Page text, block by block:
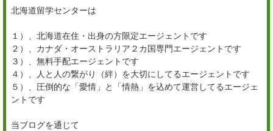
北海道留学センターは
１）、北海道在住・出身の方限定エージェントです
２）、カナダ・オーストラリア２カ国専門エージェントです
３）、無料手配エージェントです
４）、人と人の繋がり（絆）を大切にしてるエージェントです
５）、圧倒的な「愛情」と「情熱」を込めて運営してるエージェ
ントです
当ブログを通じて